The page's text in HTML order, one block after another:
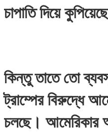
চাপাতি দিয়ে
কিন্তু তাতে তো
ট্রাম্পের বিরুদ্ধে
চলছে। আমেরিকার